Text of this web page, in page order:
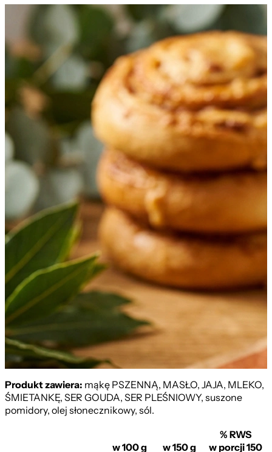
Produkt zawiera: mąkę PSZENNĄ, MASŁO, JAJA, MLEKO,
ŚMIETANKĘ, SER GOUDA, SER PLEŚNIOWY, suszone
pomidory, olej słonecznikowy, sól.
w 100 g w 150 g
% RWS
w porcji 150